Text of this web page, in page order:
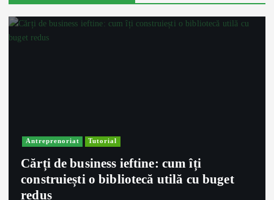
Antreprenoriat Tutorial
Cărți de business ieftine: cum îți
construiești o bibliotecă utilă cu buget
redus